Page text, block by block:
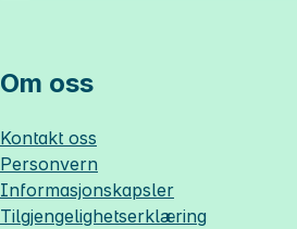
Om oss
Kontakt oss
Personvern
Informasjonskapsler
Tilgjengelighetserklæring